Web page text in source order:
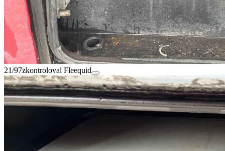
21/97zkontroloval Fleequid